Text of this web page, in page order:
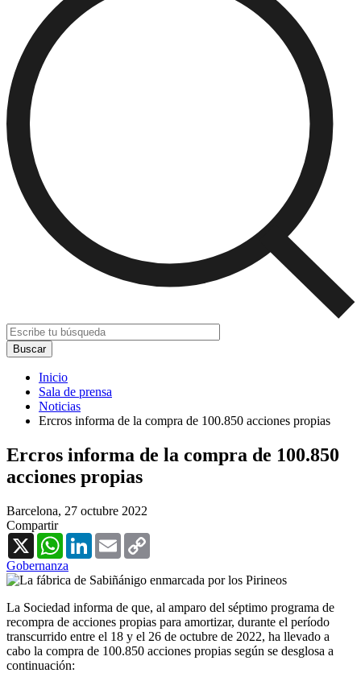
Inicio
Sala de prensa
Noticias
Ercros informa de la compra de 100.850 acciones propias
Ercros informa de la compra de 100.850
acciones propias
Barcelona, 27 octubre 2022
Compartir
X
WhatsAppLinkedInEmail
Gobernanza
La Sociedad informa de que, al amparo del séptimo programa de
recompra de acciones propias para amortizar, durante el período
transcurrido entre el 18 y el 26 de octubre de 2022, ha llevado a
cabo la compra de 100.850 acciones propias según se desglosa a
continuación: